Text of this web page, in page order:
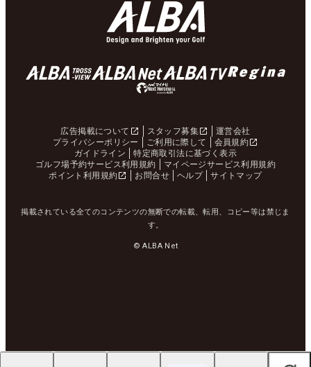
広告掲載について スタッフ募集
運営会社
プライバシーポリシー
ご利用に際して
会員規約
ガイドライン
特定商取引法に基づく表示
ゴルフ場予約サービス利用規約
マイページサービス利用規約
ポイント利用規約
お問合せ ヘルプ サイトマップ
掲載されている全てのコンテンツの無断での転載、転用、コピー等は禁じま
す。
© ALBA Net